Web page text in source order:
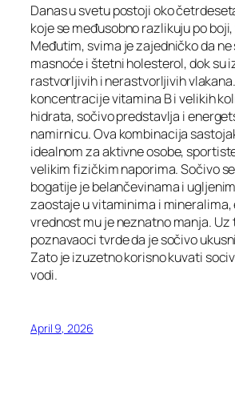
Danas u svetu postoji oko
koje se međusobno razlikuju po
Međutim, svima je zajedničko da
masnoće i štetni holesterol, dok su
rastvorljivih i nerastvorljivih
koncentracije vitamina B i velikih
hidrata, sočivo predstavlja i
namirnicu. Ova kombinacija
idealnom za aktivne osobe,
velikim fizičkim naporima. Sočivo
bogatije je belančevinama i
zaostaje u vitaminima i mineralima,
vrednost mu je neznatno manja. Uz
poznavaoci tvrde da je sočivo
Zato je izuzetno korisno kuvati
vodi.
April 9, 2026